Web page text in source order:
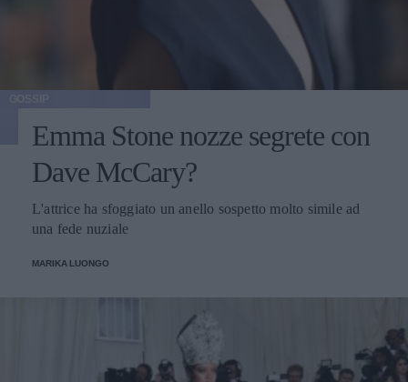
Emma Stone nozze segrete con
Dave McCary?
L'attrice ha sfoggiato un anello sospetto molto simile ad
una fede nuziale
MARIKA LUONGO